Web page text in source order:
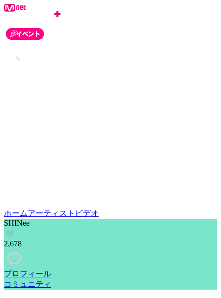
ホームアーティスト ビデオ
SHINee
2,678
プロフィール
コミュニティ